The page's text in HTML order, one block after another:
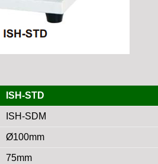
ISH-STD
ISH-SDM
Ø100mm
75mm